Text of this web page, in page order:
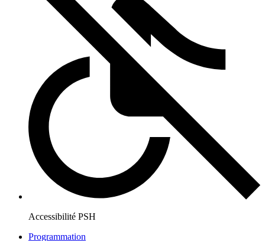
Accessibilité PSH
Programmation